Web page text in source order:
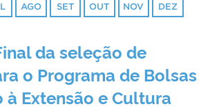
AGO SET OUT NOV DEZ
da seleção de
o Programa de Bolsas
Extensão e Cultura